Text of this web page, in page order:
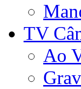
TV
Ao